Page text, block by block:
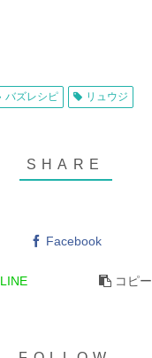
バズレシピ リュウジ
Facebook
LINE コピー